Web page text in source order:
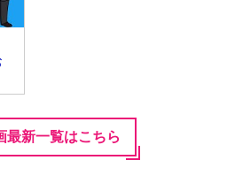
最新一覧はこちら